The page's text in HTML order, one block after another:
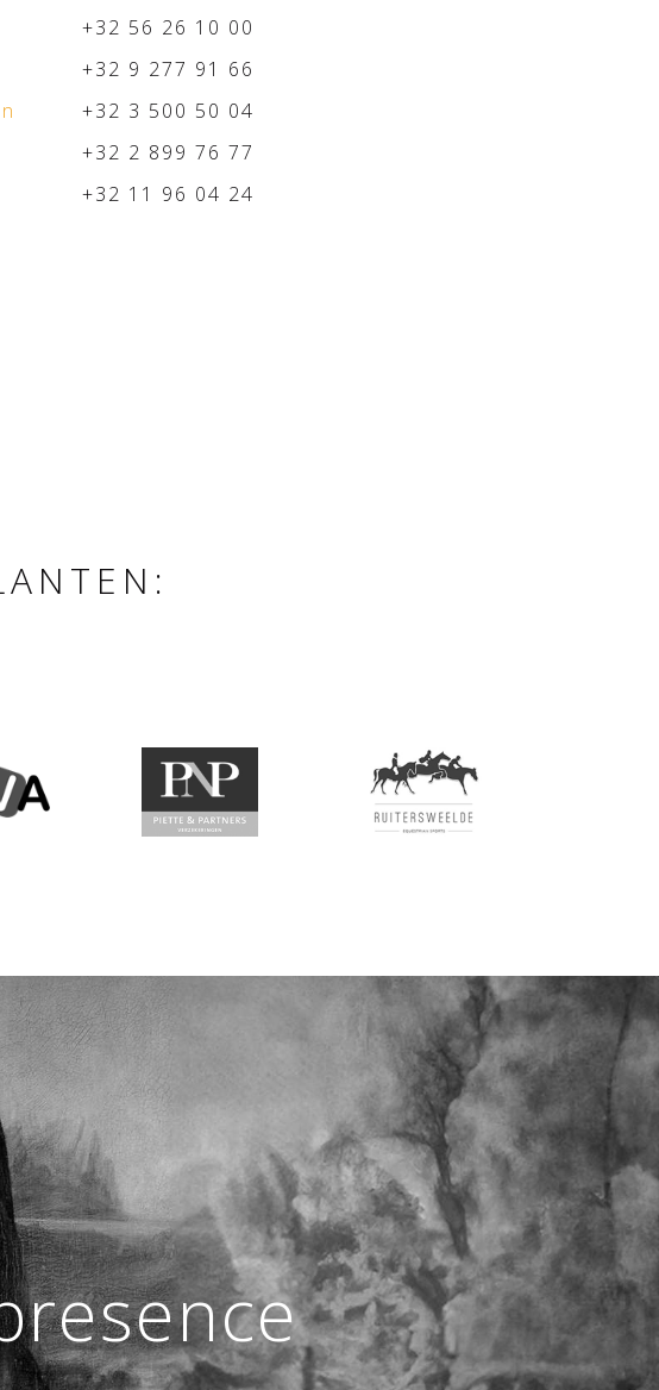
+32 56 26 10 00
+32 9 277 91 66
+32 3 500 50 04
+32 2 899 76 77
+32 11 96 04 24